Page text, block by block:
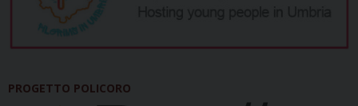
PROGETTO POLICORO